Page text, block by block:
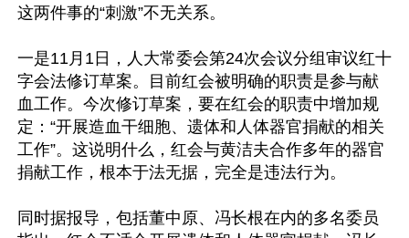
这两件事的“刺激”不无关系。
一是11月1日，人大常委会第24次会议分组审议红十
字会法修订草案。目前红会被明确的职责是参与献
血工作。今次修订草案，要在红会的职责中增加规
定：“开展造血干细胞、遗体和人体器官捐献的相关
工作”。这说明什么，红会与黄洁夫合作多年的器官
捐献工作，根本于法无据，完全是违法行为。
同时据报导，包括董中原、冯长根在内的多名委员